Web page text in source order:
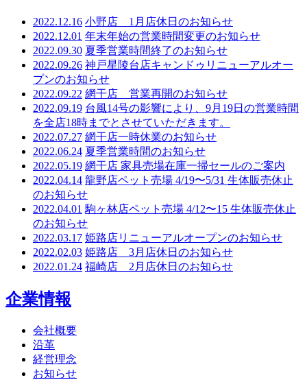
2022.12.16 小野店 1月店休日のお知らせ
2022.12.01 年末年始の営業時間変更のお知らせ
2022.09.30 夏季営業時間終了のお知らせ
2022.09.26 神戸星陵台店キャンドゥリニューアルオー
プンのお知らせ
2022.09.22 網干店 営業再開のお知らせ
2022.09.19 台風14号の影響により、9月19日の営業時間
を全店18時までとさせていただきます。
2022.07.27 網干店一時休業のお知らせ
2022.06.24 夏季営業時間のお知らせ
2022.05.19 網干店 家具売場在庫一掃セールのご案内
2022.04.14 龍野店ペット売場 4/19〜5/31 生体販売休止
のお知らせ
2022.04.01 駒ヶ林店ペット売場 4/12〜15 生体販売休止
のお知らせ
2022.03.17 姫路店リニューアルオープンのお知らせ
2022.02.03 姫路店 3月店休日のお知らせ
2022.01.24 福崎店 2月店休日のお知らせ
企業情報
会社概要
沿革
経営理念
お知らせ